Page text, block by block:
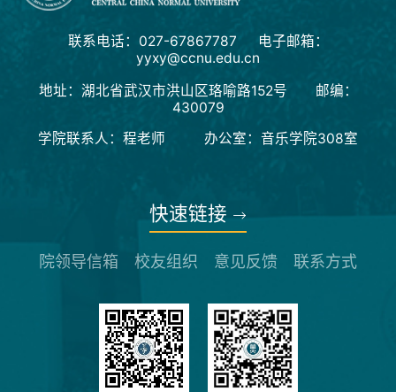
联系电话：027-67867787 电子邮箱：
yyxy@ccnu.edu.cn
地址：湖北省武汉市洪山区珞喻路152号 邮编：
430079
学院联系人：程老师 办公室：音乐学院308室
快速链接
院领导信箱 校友组织 意见反馈 联系方式